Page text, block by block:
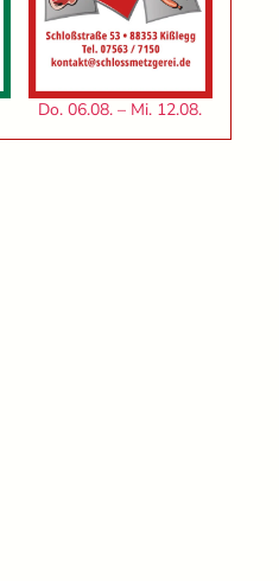
Do. 06.08. – Mi. 12.08.